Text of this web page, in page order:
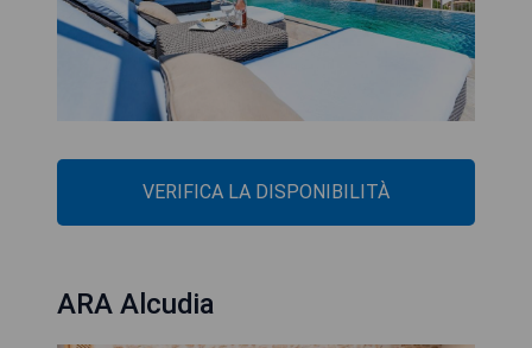
VERIFICA LA DISPONIBILITÀ
ARA Alcudia